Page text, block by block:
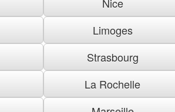
Limoges
Strasbourg
La Rochelle